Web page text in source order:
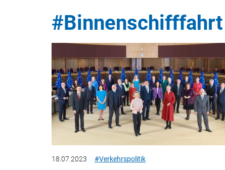
#Binnenschifffahrt
18.07.2023 #Verkehrspolitik